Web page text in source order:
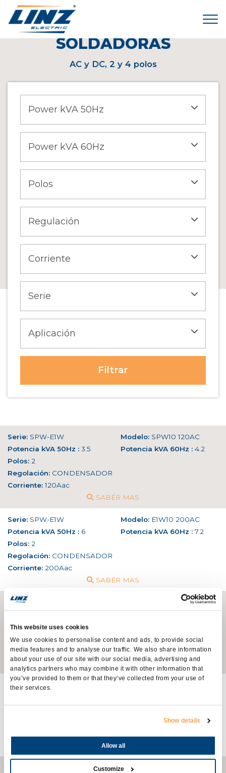
This website uses cookies
We use cookies to personalise content and ads, to provide social
media features and to analyse our traffic. We also share information
about your use of our site with our social media, advertising and
analytics partners who may combine it with other information that
you’ve provided to them or that they’ve collected from your use of
their services.
Show details
Allow all
Customize
< HOME \ PRODUCTOS
SOLDADORAS
AC y DC, 2 y 4 polos
Filtrar
Serie: SPW-E1W Modelo: SPW10 120AC
Potencia kVA 50Hz : 3.5 Potencia kVA 60Hz : 4.2
Polos: 2
Regolación: CONDENSADOR
Corriente:120Aac
SABÉR MAS
Serie: SPW-E1W Modelo: E1W10 200AC
Potencia kVA 50Hz : 6 Potencia kVA 60Hz : 7.2
Polos: 2
Regolación: CONDENSADOR
Corriente: 200Aac
SABÉR MAS
Serie:
E2W10 220MDC
Polos:2
Regolación:-
Corriente:220Adc
SABÉR MAS
Serie:E2W
SABÉR MAS
E2W DC-K - 2 polos Modelo: